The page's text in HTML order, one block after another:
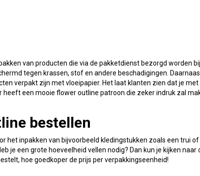
van producten die via de pakketdienst bezorgd worden
tegen krassen, stof en andere beschadigingen.
verpakt zijn met vloeipapier. Het laat klanten zien dat je met
een mooie flower outline patroon die zeker indruk zal
bestellen
het inpakken van bijvoorbeeld kledingstukken zoals een trui
je een grote hoeveelheid vellen nodig? Dan kun je kijken naar
hoe goedkoper de prijs per verpakkingseenheid!